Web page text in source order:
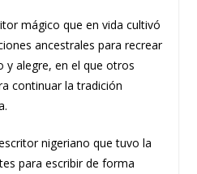
mágico que en vida cultivó
ancestrales para recrear
y alegre, en el que otros
continuar la tradición
nigeriano que tuvo la
para escribir de forma